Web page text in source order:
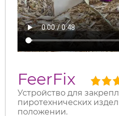
FeerFix
Устройство для
пиротехнических
положении.